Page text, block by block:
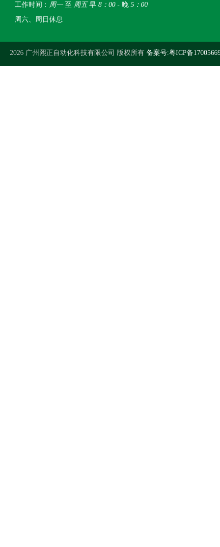
工作时间： 周一至 周五早 8：00 - 晚 5：00
周六、周日休息
2026 广州熙正自动化科技有限公司 版权所有 备案号:粤ICP备